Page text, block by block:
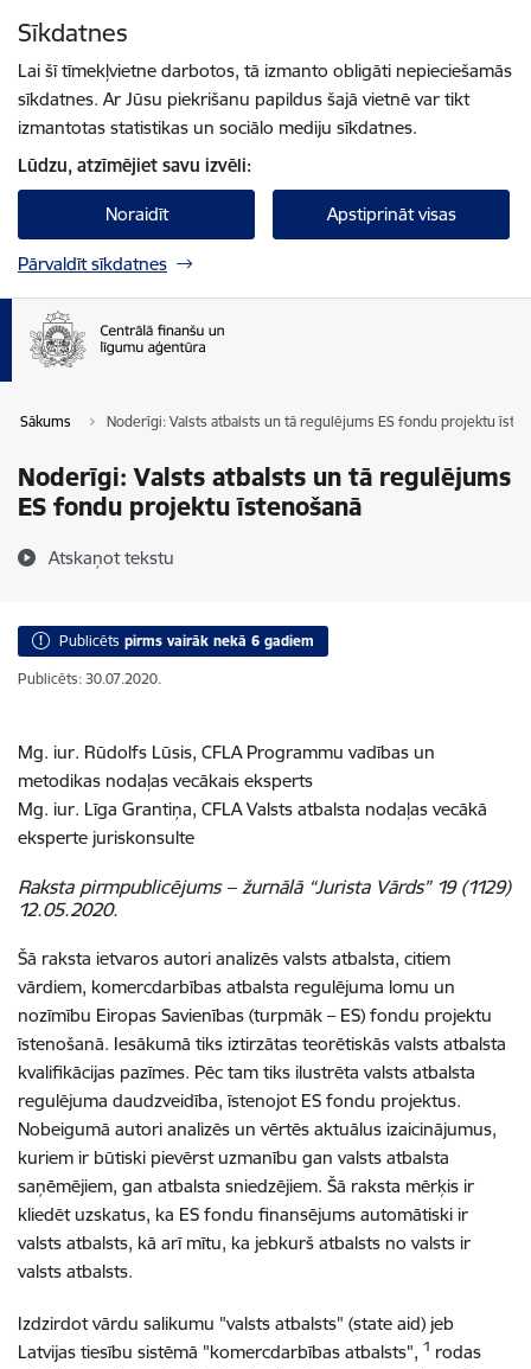
Sīkdatnes
Lai šī tīmekļvietne darbotos, tā izmanto obligāti nepieciešamās
sīkdatnes. Ar Jūsu piekrišanu papildus šajā vietnē var tikt
izmantotas statistikas un sociālo mediju sīkdatnes.
Lūdzu, atzīmējiet savu izvēli:
Noraidīt Apstiprināt visas
Pārvaldīt sīkdatnes
Sākums Noderīgi: Valsts atbalsts un tā regulējums ES fondu projektu
Noderīgi: Valsts atbalsts un tā regulējums
ES fondu projektu īstenošanā
Atskaņot tekstu
Publicēts pirms vairāk nekā 6 gadiem
Publicēts: 30.07.2020.
Mg. iur. Rūdolfs Lūsis, CFLA Programmu vadības un
metodikas nodaļas vecākais eksperts
Mg. iur. Līga Grantiņa, CFLA Valsts atbalsta nodaļas vecākā
eksperte juriskonsulte
Raksta pirmpublicējums – žurnālā “Jurista Vārds” 19 (1129)
12.05.2020.
Šā raksta ietvaros autori analizēs valsts atbalsta, citiem
vārdiem, komercdarbības atbalsta regulējuma lomu un
nozīmību Eiropas Savienības (turpmāk – ES) fondu projektu
īstenošanā. Iesākumā tiks iztirzātas teorētiskās valsts atbalsta
kvalifikācijas pazīmes. Pēc tam tiks ilustrēta valsts atbalsta
regulējuma daudzveidība, īstenojot ES fondu projektus.
Nobeigumā autori analizēs un vērtēs aktuālus izaicinājumus,
kuriem ir būtiski pievērst uzmanību gan valsts atbalsta
saņēmējiem, gan atbalsta sniedzējiem. Šā raksta mērķis ir
kliedēt uzskatus, ka ES fondu finansējums automātiski ir
valsts atbalsts, kā arī mītu, ka jebkurš atbalsts no valsts ir
valsts atbalsts.
Izdzirdot vārdu salikumu "valsts atbalsts" (state aid) jeb
Latvijas tiesību sistēmā "komercdarbības atbalsts", 1 rodas